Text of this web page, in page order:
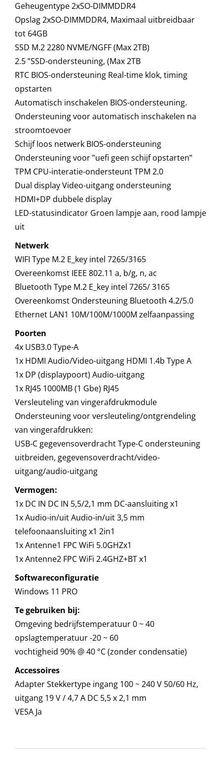
Geheugentype 2xSO-DIMMDDR4
Opslag 2xSO-DIMMDDR4, Maximaal uitbreidbaar
tot 64GB
SSD M.2 2280 NVME/NGFF (Max 2TB)
2.5 ”SSD-ondersteuning, (Max 2TB
RTC BIOS-ondersteuning Real-time klok, timing
opstarten
Automatisch inschakelen BIOS-ondersteuning.
Ondersteuning voor automatisch inschakelen na
stroomtoevoer
Schijf loos netwerk BIOS-ondersteuning
Ondersteuning voor ”uefi geen schijf opstarten”
TPM CPU-interatie-ondersteunt TPM 2.0
Dual display Video-uitgang ondersteuning
HDMI+DP dubbele display
LED-statusindicator Groen lampje aan, rood lampje
uit
Netwerk
WIFI Type M.2 E_key intel 7265/3165
Overeenkomst IEEE 802.11 a, b/g, n, ac
Bluetooth Type M.2 E_key intel 7265/ 3165
Overeenkomst Ondersteuning Bluetooth 4.2/5.0
Ethernet LAN1 10M/100M/1000M zelfaanpassing
Poorten
4x USB3.0 Type-A
1x HDMI Audio/Video-uitgang HDMI 1.4b Type A
1x DP (displaypoort) Audio-uitgang
1x RJ45 1000MB (1 Gbe) RJ45
Versleuteling van vingerafdrukmodule
Ondersteuning voor versleuteling/ontgrendeling
van vingerafdrukken:
USB-C gegevensoverdracht Type-C ondersteuning
uitbreiden, gegevensoverdracht/video-
uitgang/audio-uitgang
Vermogen:
1x DC IN DC IN 5,5/2,1 mm DC-aansluiting x1
1x Audio-in/uit Audio-in/uit 3,5 mm
telefoonaansluiting x1 2in1
1x Antenne1 FPC WiFi 5.0GHZx1
1x Antenne2 FPC WiFi 2.4GHZ+BT x1
Softwareconfiguratie
Windows 11 PRO
Te gebruiken bij:
Omgeving bedrijfstemperatuur 0 ~ 40
opslagtemperatuur -20 ~ 60
vochtigheid 90% @ 40 °C (zonder condensatie)
Accessoires
Adapter Stekkertype ingang 100 ~ 240 V 50/60 Hz,
uitgang 19 V / 4,7 A DC 5,5 x 2,1 mm
VESA Ja